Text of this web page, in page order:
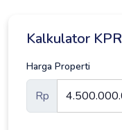
Kalkulator KPR
Harga Properti
Rp